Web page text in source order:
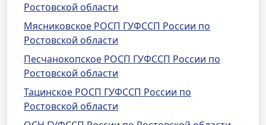
Ростовской области
Мясниковское РОСП ГУФССП России по
Ростовской области
Песчанокопское РОСП ГУФССП России по
Ростовской области
Тацинское РОСП ГУФССП России по
Ростовской области